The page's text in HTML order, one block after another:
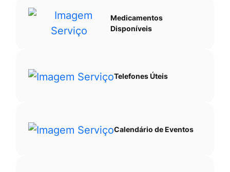
Medicamentos
Disponíveis
Telefones Úteis
Calendário de Eventos